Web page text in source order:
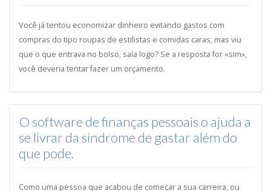
Você já tentou economizar dinheiro evitando gastos com
compras do tipo roupas de estilistas e comidas caras, mas viu
que o que entrava no bolso, saía logo? Se a resposta for «sim»,
você deveria tentar fazer um orçamento.
O software de finanças pessoais o ajuda a
se livrar da síndrome de gastar além do
que pode.
Como uma pessoa que acabou de começar a sua carreira, ou